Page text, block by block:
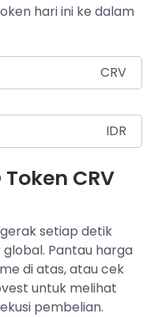
hari ini ke dalam
CRV
IDR
CRV
setiap detik
Pantau harga
di atas, atau cek
untuk melihat
pembelian.